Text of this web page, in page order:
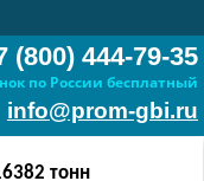
(800) 444-79-35
по России бесплатный
info@prom-gbi.ru
тонн